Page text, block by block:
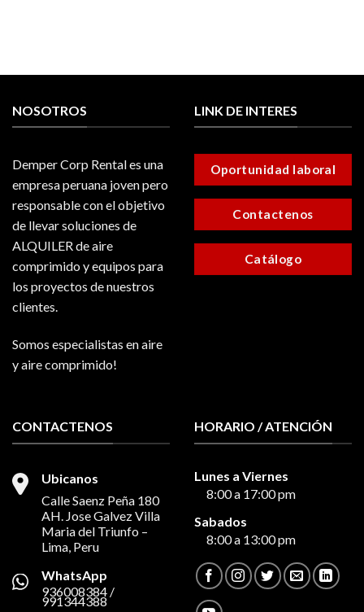
NOSOTROS
Demper Corp Rental es una
empresa peruana joven pero
responsable con el objetivo
de llevar soluciones de
ALQUILER de aire
comprimido y equipos para
los proyectos de nuestros
clientes.
Somos especialistas en aire
y aire comprimido!
LINK DE INTERES
Oportunidad laboral
Contactenos
Catálogo
CONTACTENOS
Ubicanos
Calle Saenz Peña 180
AH. Jose Galvez Villa
Maria del Triunfo –
Lima, Peru
WhatsApp
936008384 /
991344388
HORARIO / ATENCIÓN
Lunes a Viernes
8:00 a 17:00 pm
Sabados
8:00 a 13:00 pm